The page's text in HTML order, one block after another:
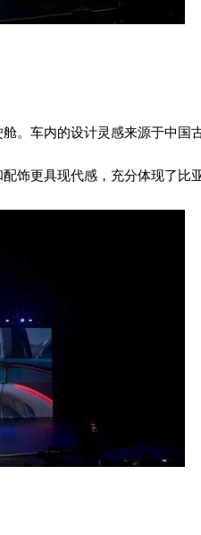
。车内的设计灵感来源于中国
饰更具现代感，充分体现了比